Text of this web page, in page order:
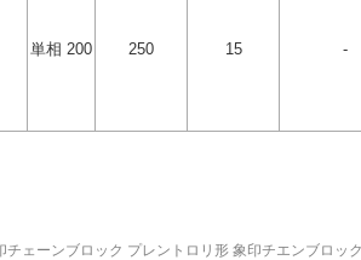
単相 200 250 15 -
ェーンブロック プレントロリ形 象印チエンブロッ